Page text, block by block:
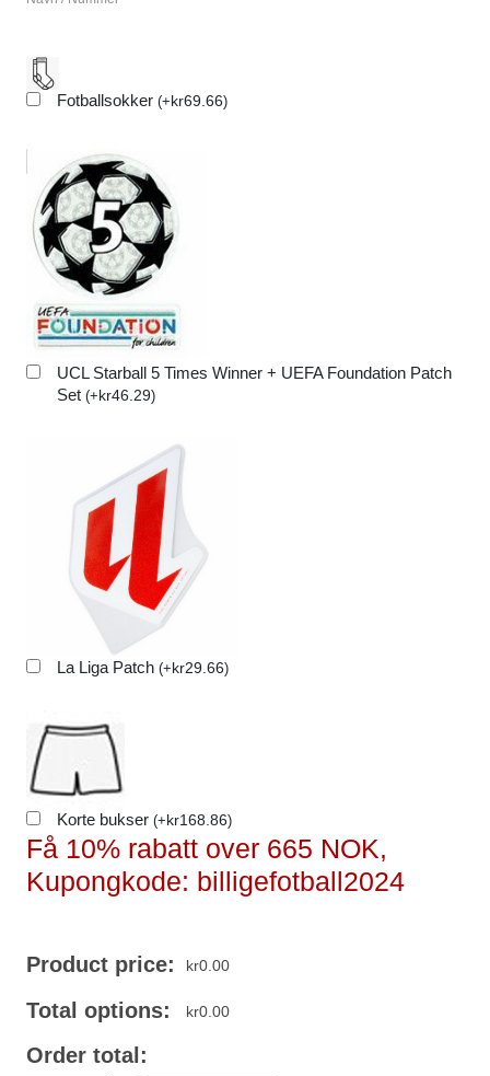
Fotballsokker (+kr69.66)
UCL Starball 5 Times Winner + UEFA Foundation Patch
Set (+kr46.29)
La Liga Patch (+kr29.66)
Korte bukser (+kr168.86)
Få 10% rabatt over 665 NOK,
Kupongkode: billigefotball2024
Product price: kr0.00
Total options: kr0.00
Order total: